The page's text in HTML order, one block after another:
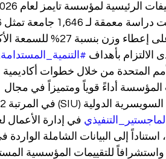
مختلفة. ولتحديد هذه المراتب، اعتمدت المنهجية على إعطاء
#التنمية_المستدامة
المتحدة من خلال خطوات
المؤسسة أداءً قوياً ومتميزاً في مجال
الصارم 246 برنامجاً من 58 دولة، استناداً إلى البيانات
المشتركة للماجستير التنفيذي لعام 2026". واستشرافاً للتقييمات